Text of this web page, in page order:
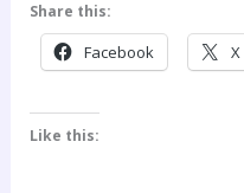
Share this:
Facebook X
Like this: